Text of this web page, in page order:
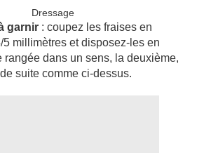
garnir : coupez les fraises en
5 millimètres et disposez-les en
rangée dans un sens, la deuxième,
suite comme ci-dessus.